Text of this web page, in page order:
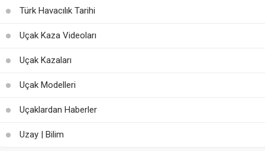
Türk Havacılık Tarihi
Uçak Kaza Videoları
Uçak Kazaları
Uçak Modelleri
Uçaklardan Haberler
Uzay | Bilim